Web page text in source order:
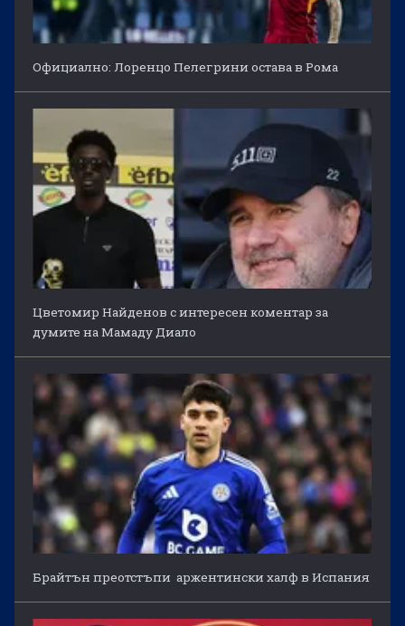
Официално: Лоренцо Пелегрини остава в Рома
Цветомир Найденов с интересен коментар за
думите на Мамаду Диало
Брайтън преотстъпи аржентински халф в Испания